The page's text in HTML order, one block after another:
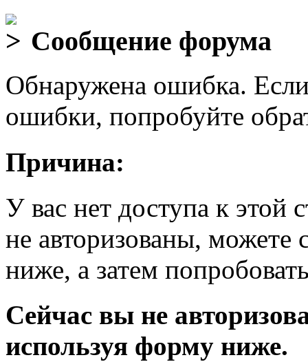
Сообщение форума
Обнаружена ошибка.
ошибки, попробуйте
Причина:
У вас нет доступа к
не авторизованы, можете
ниже, а затем
Сейчас вы не
используя форму ниже.